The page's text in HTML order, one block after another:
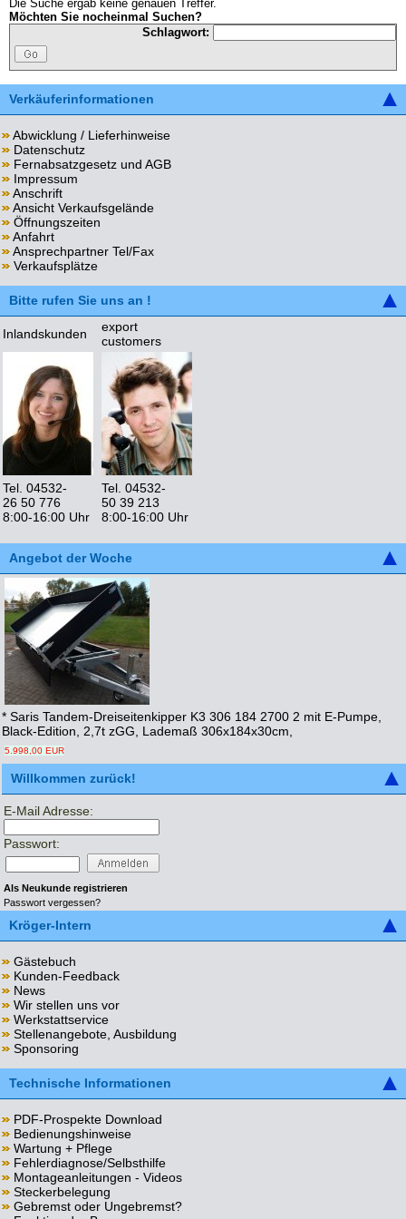
Die Suche ergab keine genauen Treffer.
Möchten Sie nocheinmal Suchen?
Schlagwort:
Verkäuferinformationen
Abwicklung / Lieferhinweise
Datenschutz
Fernabsatzgesetz und AGB
Impressum
Anschrift
Ansicht Verkaufsgelände
Öffnungszeiten
Anfahrt
Ansprechpartner Tel/Fax
Verkaufsplätze
Bitte rufen Sie uns an !
Inlandskunden
export
customers
Tel. 04532-
26 50 776
8:00-16:00 Uhr
Tel. 04532-
50 39 213
8:00-16:00 Uhr
Angebot der Woche
* Saris Tandem-Dreiseitenkipper K3 306 184 2700 2 mit E-Pumpe,
Black-Edition, 2,7t zGG, Lademaß 306x184x30cm,
5.998,00 EUR
Willkommen zurück!
E-Mail Adresse:
Passwort:
Als Neukunde registrieren
Passwort vergessen?
Kröger-Intern
Gästebuch
Kunden-Feedback
News
Wir stellen uns vor
Werkstattservice
Stellenangebote, Ausbildung
Sponsoring
Technische Informationen
PDF-Prospekte Download
Bedienungshinweise
Wartung + Pflege
Fehlerdiagnose/Selbsthilfe
Montageanleitungen - Videos
Steckerbelegung
Gebremst oder Ungebremst?